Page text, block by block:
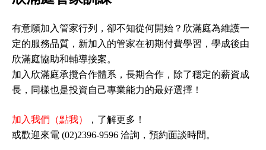
有意願加入管家行列，卻不知從何開始？欣滿庭為維護一
定的服務品質，新加入的管家在初期付費學習，學成後由
欣滿庭協助和輔導接案。
加入欣滿庭承攬合作體系，長期合作，除了穩定的薪資成
長，同樣也是投資自己專業能力的最好選擇！
加入我們（點我）
，了解更多！
或歡迎來電 (02)2396-9596 洽詢，預約面談時間。